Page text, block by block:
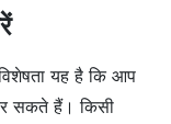
यह है कि आप
सकते हैं। किसी